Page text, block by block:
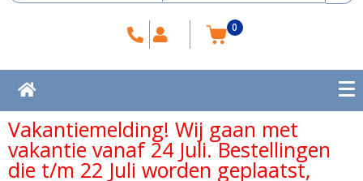
0
Vakantiemelding! Wij gaan met
vakantie vanaf 24 Juli. Bestellingen
die t/m 22 Juli worden geplaatst,